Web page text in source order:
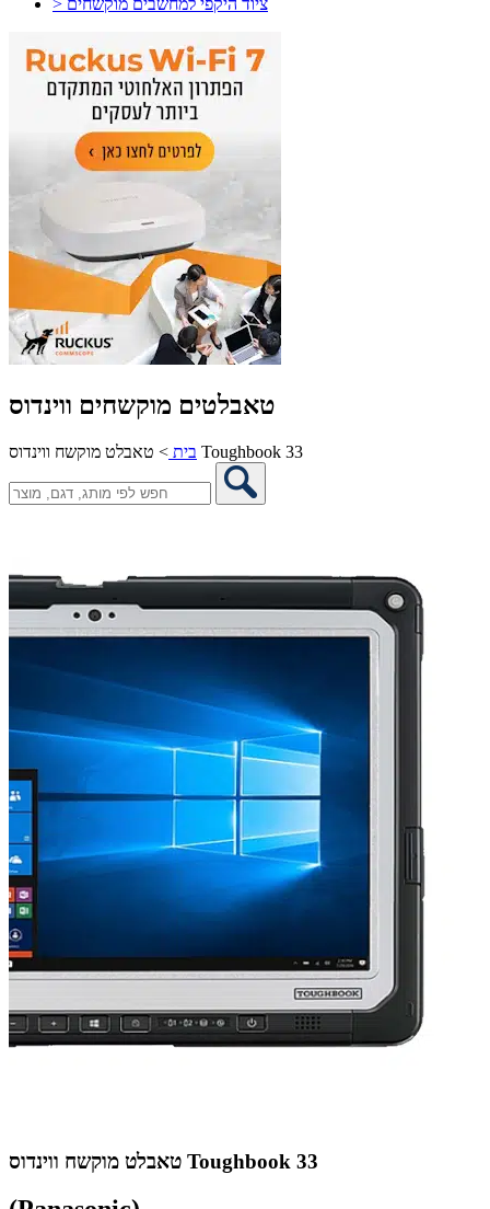
> ציוד היקפי למחשבים מוקשחים
טאבלטים מוקשחים ווינדוס
בית > טאבלט מוקשח ווינדוס Toughbook 33
טאבלט מוקשח ווינדוס Toughbook 33